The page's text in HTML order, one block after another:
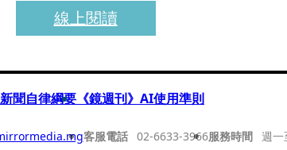
線上閱讀
新聞自律綱要 《鏡週刊》AI使用準則
客服電話 02-6633-3966服務時間 週一